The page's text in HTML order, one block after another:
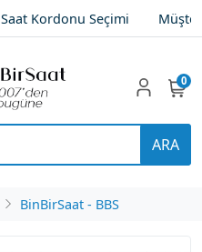
Saat Kordonu Seçimi
ARA
0
BinBirSaat - BBS